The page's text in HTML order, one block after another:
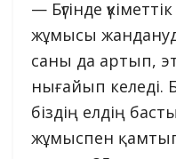
— Бүгінде
жұмысы
саны да артып,
нығайып келеді.
біздің елдің
жұмыспен